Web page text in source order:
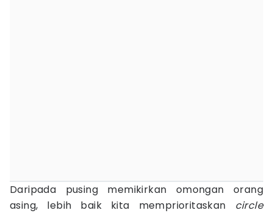
Daripada pusing memikirkan omongan orang
asing, lebih baik kita memprioritaskan circle